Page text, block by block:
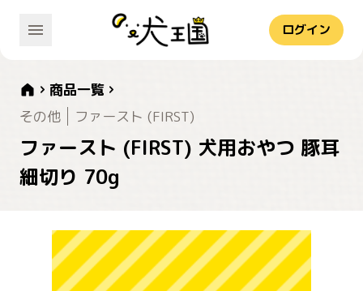
ログイン
商品一覧
その他
ファースト (FIRST)
ファースト (FIRST) 犬用おやつ 豚耳
細切り 70g